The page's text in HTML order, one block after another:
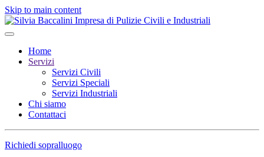
Skip to main content
Home
Servizi
Servizi Civili
Servizi Speciali
Servizi Industriali
Chi siamo
Contattaci
Richiedi sopralluogo